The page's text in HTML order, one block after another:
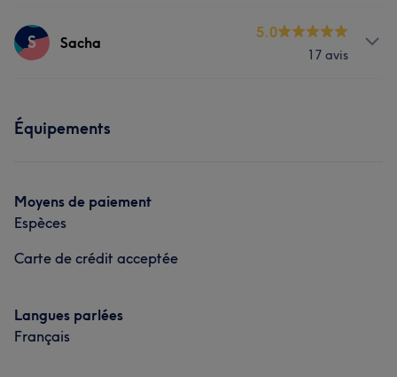
Prestations
S Sacha
5.0
17 avis
Équipements
Moyens de paiement
Espèces
Carte de crédit acceptée
Langues parlées
Français